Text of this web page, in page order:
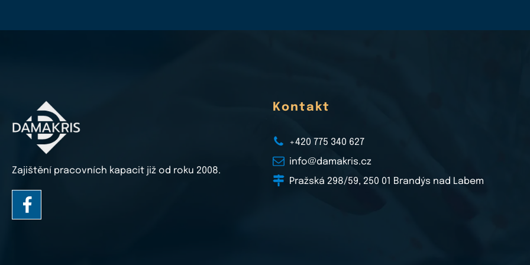
Zajištění pracovních kapacit již od roku 2008.
Kontakt
+420 775 340 627
info@damakris.cz
Pražská 298/59, 250 01 Brandýs nad Labem